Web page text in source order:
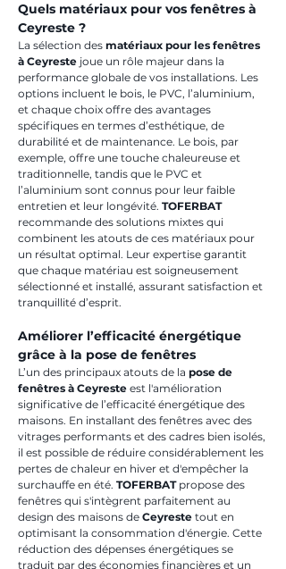
Quels matériaux pour vos fenêtres à
Ceyreste ?
La sélection des matériaux pour les fenêtres
à Ceyreste joue un rôle majeur dans la
performance globale de vos installations. Les
options incluent le bois, le PVC, l’aluminium,
et chaque choix offre des avantages
spécifiques en termes d’esthétique, de
durabilité et de maintenance. Le bois, par
exemple, offre une touche chaleureuse et
traditionnelle, tandis que le PVC et
l’aluminium sont connus pour leur faible
entretien et leur longévité. TOFERBAT
recommande des solutions mixtes qui
combinent les atouts de ces matériaux pour
un résultat optimal. Leur expertise garantit
que chaque matériau est soigneusement
sélectionné et installé, assurant satisfaction et
tranquillité d’esprit.
Améliorer l’efficacité énergétique
grâce à la pose de fenêtres
L’un des principaux atouts de la pose de
fenêtres à Ceyreste est l'amélioration
significative de l’efficacité énergétique des
maisons. En installant des fenêtres avec des
vitrages performants et des cadres bien isolés,
il est possible de réduire considérablement les
pertes de chaleur en hiver et d'empêcher la
surchauffe en été. TOFERBAT propose des
fenêtres qui s'intègrent parfaitement au
design des maisons de Ceyreste tout en
optimisant la consommation d'énergie. Cette
réduction des dépenses énergétiques se
traduit par des économies financières et un